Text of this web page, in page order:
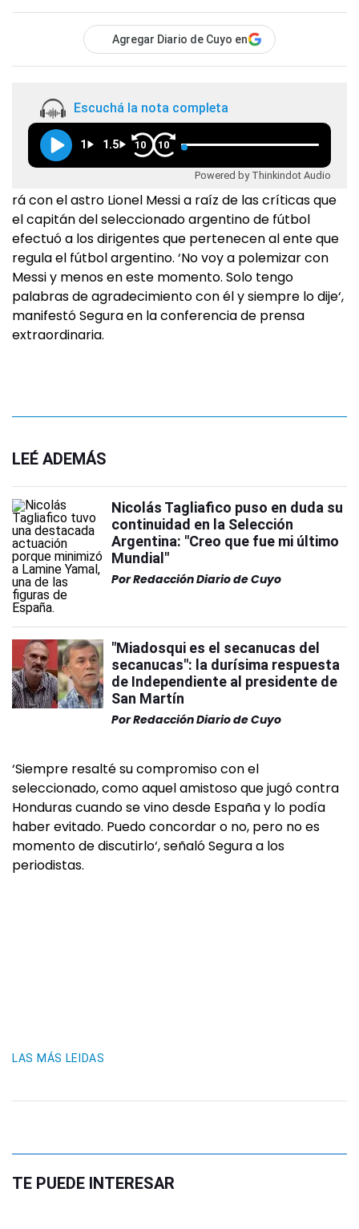
Agregar Diario de Cuyo en
Escuchá la nota completa
1 1.5 10 10
Powered by Thinkindot Audio
rá con el astro Lionel Messi a raíz de las críticas que
el capitán del seleccionado argentino de fútbol
efectuó a los dirigentes que pertenecen al ente que
regula el fútbol argentino. ‘No voy a polemizar con
Messi y menos en este momento. Solo tengo
palabras de agradecimiento con él y siempre lo dije‘,
manifestó Segura en la conferencia de prensa
extraordinaria.
LEÉ ADEMÁS
Nicolás Tagliafico puso en duda su
continuidad en la Selección
Argentina: "Creo que fue mi último
Mundial"
PorRedacción Diario de Cuyo
"Miadosqui es el secanucas del
secanucas": la durísima respuesta
de Independiente al presidente de
San Martín
PorRedacción Diario de Cuyo
‘Siempre resalté su compromiso con el
seleccionado, como aquel amistoso que jugó contra
Honduras cuando se vino desde España y lo podía
haber evitado. Puedo concordar o no, pero no es
momento de discutirlo‘, señaló Segura a los
periodistas.
LAS MÁS LEIDAS
TE PUEDE INTERESAR